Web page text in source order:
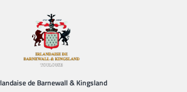
de Barnewall & Kingsland